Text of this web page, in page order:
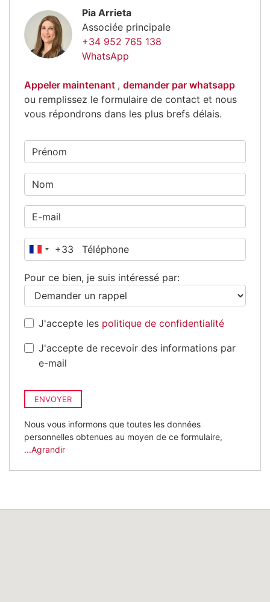
Pia Arrieta
Associée principale
+34 952 765 138
WhatsApp
Appeler maintenant , demander par whatsapp
ou remplissez le formulaire de contact et nous
vous répondrons dans les plus brefs délais.
France
+33
Pour ce bien, je suis intéressé par:
J'accepte les politique de confidentialité
J'accepte de recevoir des informations par
e-mail
ENVOYER
Nous vous informons que toutes les données
personnelles obtenues au moyen de ce formulaire,
...Agrandir